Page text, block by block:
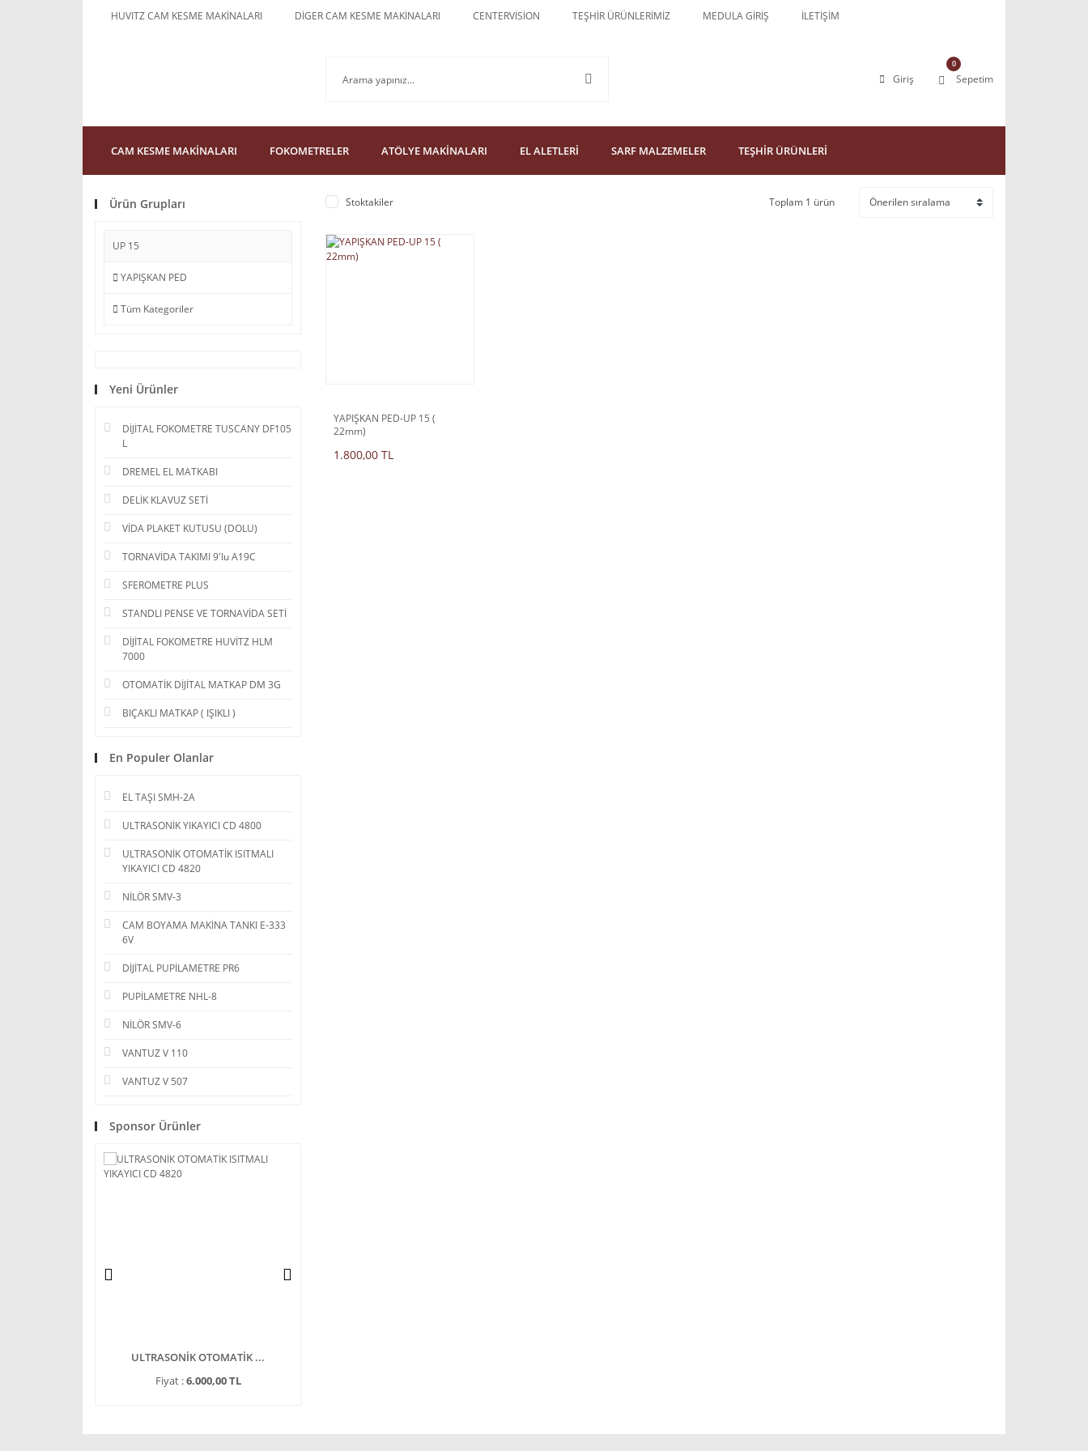
HUVITZ CAM KESME MAKİNALARI DİGER CAM KESME MAKİNALARI CENTERVİSİON TEŞHİR ÜRÜNLERİMİZ MEDULA GİRİŞ İLETİŞİM
Giriş Sepetim
0
CAM KESME MAKİNALARI FOKOMETRELER ATÖLYE MAKİNALARI EL ALETLERİ SARF MALZEMELER TEŞHİR ÜRÜNLERİ
Ürün Grupları
UP 15
YAPIŞKAN PED
Tüm Kategoriler
Yeni Ürünler
DİJİTAL FOKOMETRE TUSCANY DF105
L
DREMEL EL MATKABI
DELİK KLAVUZ SETİ
VİDA PLAKET KUTUSU (DOLU)
TORNAVİDA TAKIMI 9'lu A19C
SFEROMETRE PLUS
STANDLI PENSE VE TORNAVİDA SETİ
DİJİTAL FOKOMETRE HUVİTZ HLM
7000
OTOMATİK DİJİTAL MATKAP DM 3G
BIÇAKLI MATKAP ( IŞIKLI )
En Populer Olanlar
EL TAŞI SMH-2A
ULTRASONİK YIKAYICI CD 4800
ULTRASONİK OTOMATİK ISITMALI
YIKAYICI CD 4820
NİLÖR SMV-3
CAM BOYAMA MAKİNA TANKI E-333
6V
DİJİTAL PUPİLAMETRE PR6
PUPİLAMETRE NHL-8
NİLÖR SMV-6
VANTUZ V 110
VANTUZ V 507
Sponsor Ürünler
ULTRASONİK OTOMATİK ...
Fiyat :6.000,00 TL
Stoktakiler Toplam 1 ürün
YAPIŞKAN PED-UP 15 (
22mm)
1.800,00 TL